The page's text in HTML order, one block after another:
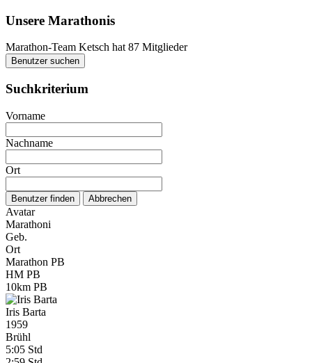
Unsere Marathonis
Marathon-Team Ketsch hat 87 Mitglieder
Benutzer suchen
Suchkriterium
Vorname
Nachname
Ort
Avatar
Marathoni
Geb.
Ort
Marathon PB
HM PB
10km PB
Iris Barta
1959
Brühl
5:05 Std